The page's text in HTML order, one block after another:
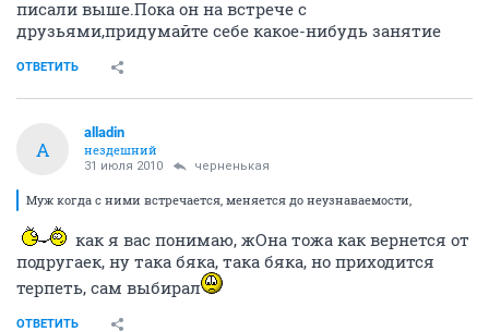
писали выше.Пока он на встрече с
друзьями,придумайте себе какое-нибудь занятие
ОТВЕТИТЬ
A
alladin
нездешний
31 июля 2010 черненькая
Муж когда с ними встречается, меняется до неузнаваемости,
как я вас понимаю, жОна тожа как вернется от
подругаек, ну така бяка, така бяка, но приходится
терпеть, сам выбирал
ОТВЕТИТЬ